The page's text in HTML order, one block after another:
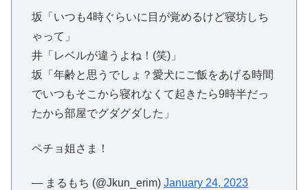
坂「いつも4時ぐらいに目が覚めるけど寝坊しち
ゃって」
井「レベルが違うよね！(笑)」
坂「年齢と思うでしょ？愛犬にご飯をあげる時間
でいつもそこから寝れなくて起きたら9時半だっ
たから部屋でグダグダした」
ペチョ姐さま！
— まるもち (@Jkun_erim) January 24, 2023